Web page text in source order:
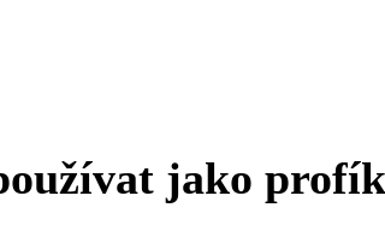
jako profík